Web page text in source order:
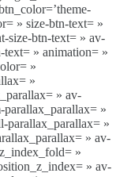
» size-btn-text= »
size-btn-text= » av-
» animation= »
»
»
» av-
parallax_parallax= »
parallax_parallax= »
» av-
»
» av-